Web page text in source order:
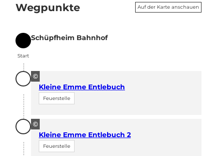
Wegpunkte Auf der Karte anschauen
Start
Start
Schüpfheim Bahnhof
©
Kleine Emme Entlebuch
Feuerstelle
©
Kleine Emme Entlebuch 2
Feuerstelle